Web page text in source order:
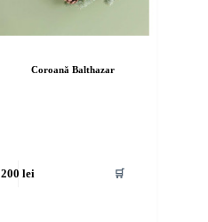
Coroană Balthazar
200lei 🛒